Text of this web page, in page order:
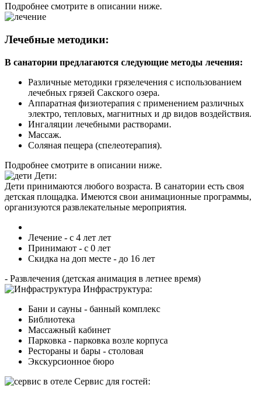
Подробнее смотрите в описании ниже.
Лечебные методики:
В санатории предлагаются следующие методы лечения:
Различные методики грязелечения с использованием
лечебных грязей Сакского озера.
Аппаратная физиотерапия с применением различных
электро, тепловых, магнитных и др видов воздействия.
Ингаляции лечебными растворами.
Массаж.
Соляная пещера (спелеотерапия).
Подробнее смотрите в описании ниже.
Дети:
Дети принимаются любого возраста. В санатории есть своя
детская площадка. Имеются свои анимационные программы,
организуются развлекательные мероприятия.
Лечение - с 4 лет лет
Принимают - с 0 лет
Скидка на доп месте - до 16 лет
- Развлечения (детская анимация в летнее время)
Инфраструктура:
Бани и сауны - банный комплекс
Библиотека
Массажный кабинет
Парковка - парковка возле корпуса
Рестораны и бары - столовая
Экскурсионное бюро
Cервис для гостей: